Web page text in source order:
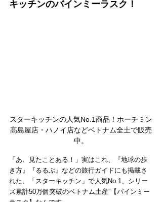
キッチンのバインミーラスク！
スターキッチンの人気No.1商品！ホーチミン
髙島屋店・ハノイ店などベトナム全土で販売
中。
「あ、見たことある！」実はこれ、『地球の歩
き方』『るるぶ』などの旅行ガイドにも掲載さ
れた、「スターキッチン」で人気No.1、シリー
ズ累計50万個突破のベトナム土産”【バインミー